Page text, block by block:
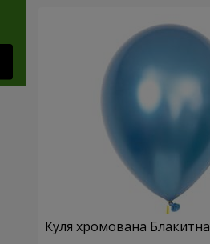
Куля хромована Блакитна